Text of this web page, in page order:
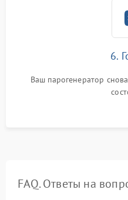
6.
Ваш парогенератор
FAQ. Ответы на